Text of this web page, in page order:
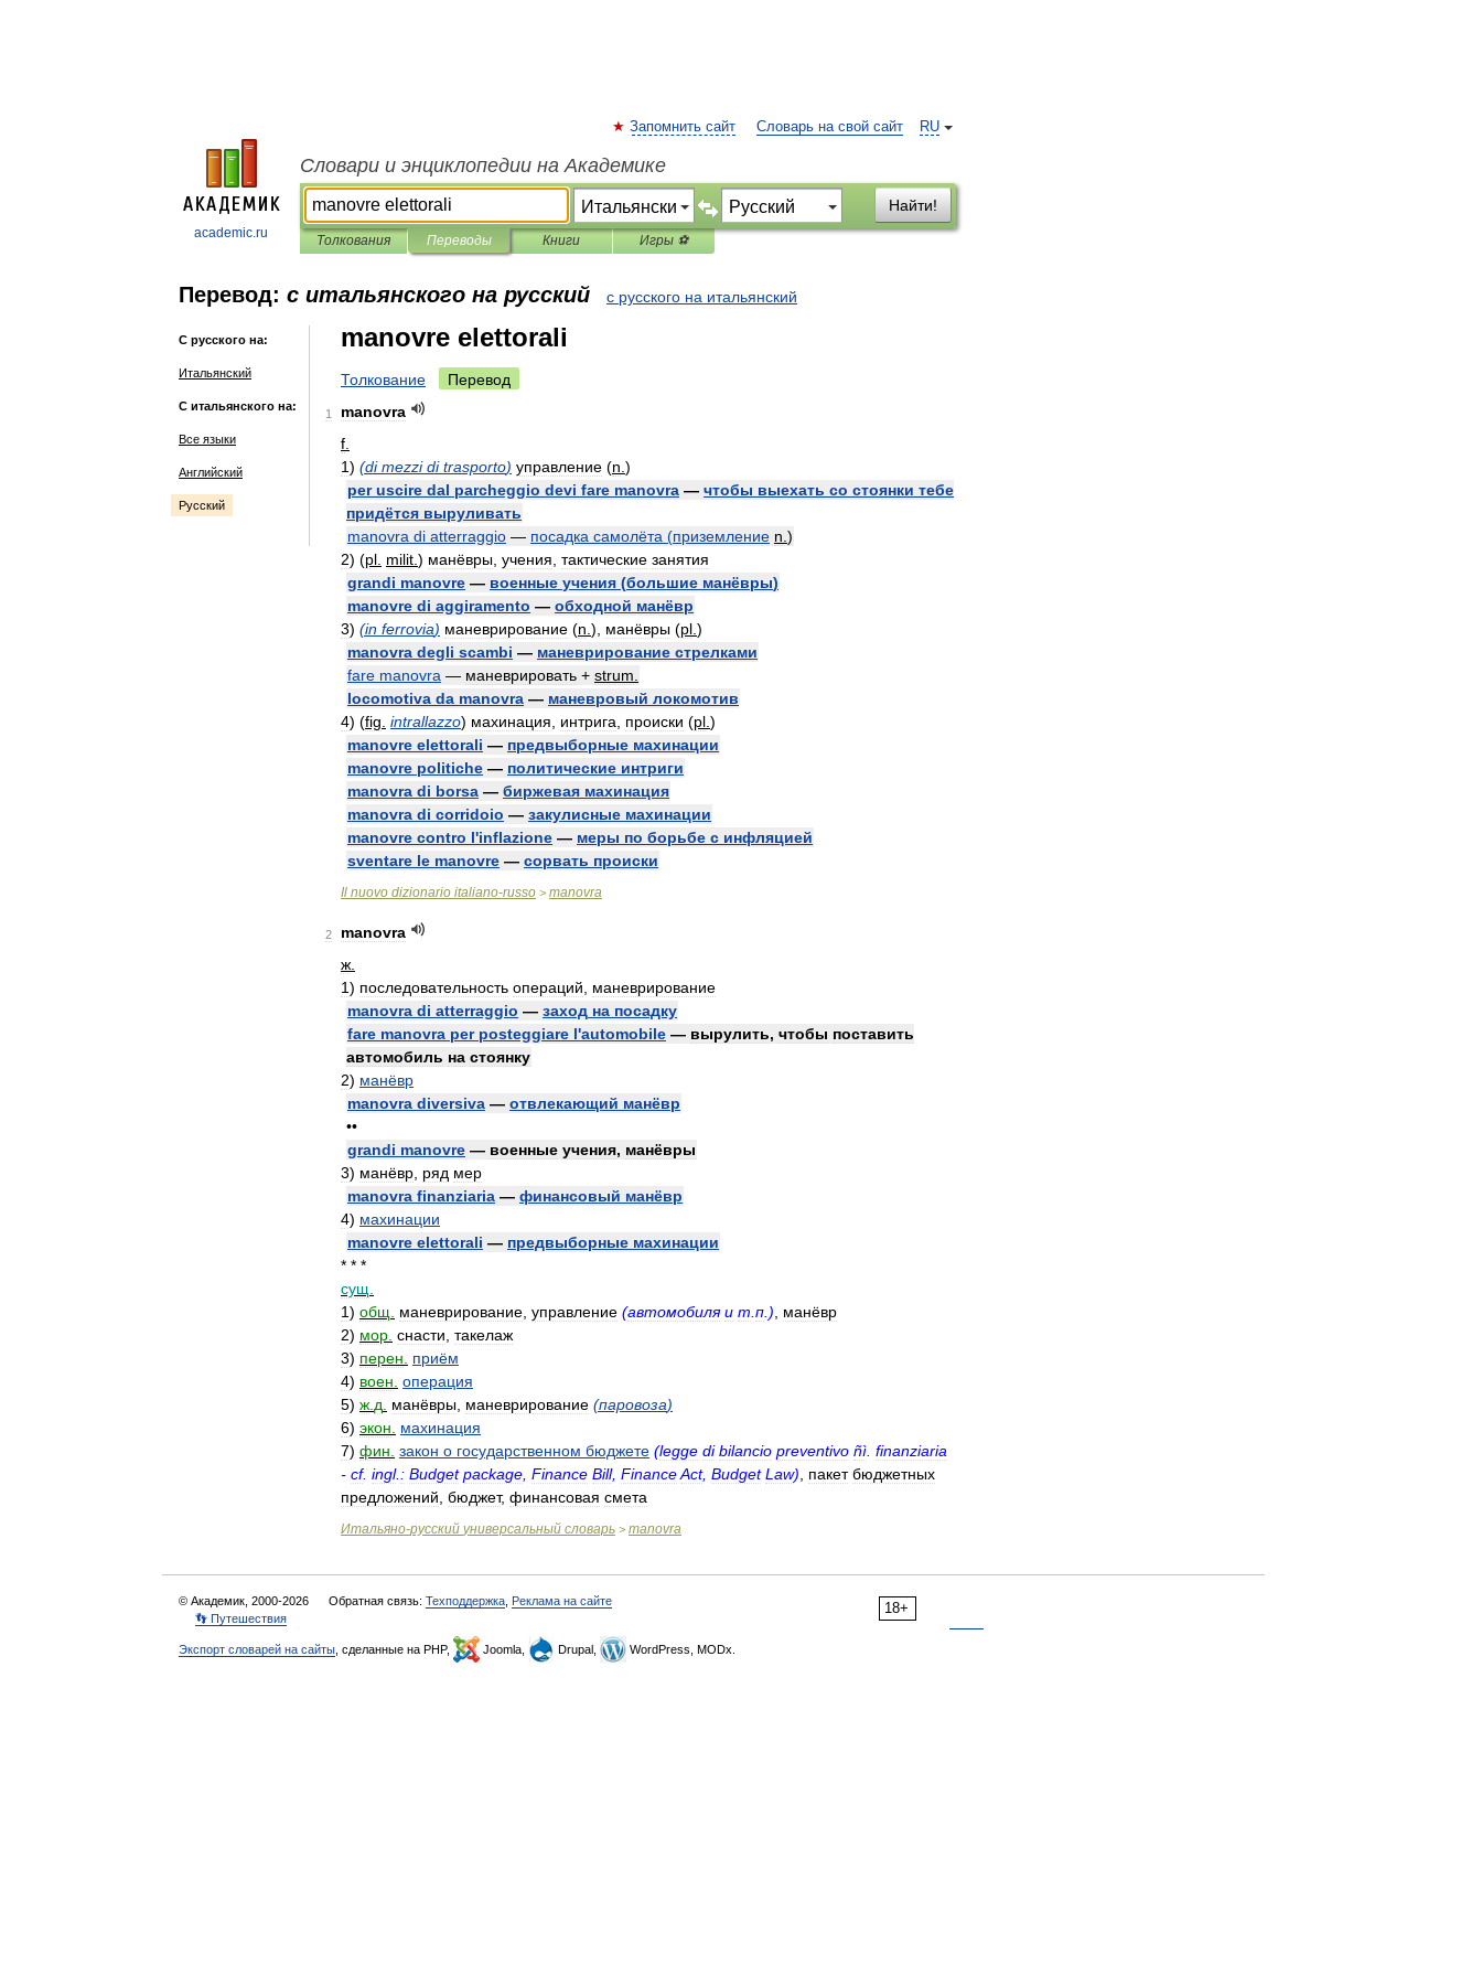
academic.ru
RU
Запомнить сайт Словарь на свой сайт
Словари и энциклопедии на Академике
Найти!
Толкования Переводы Книги Игры ⚽
Перевод: с итальянского на русский с русского на итальянский
С русского на:
Итальянский
С итальянского на:
Все языки
Английский
Русский
manovre elettorali
Толкование Перевод
1
manovra
f
1) (di mezzi di trasporto) управление (n )
per uscire dal parcheggio devi fare manovra — чтобы выехать со стоянки тебе
придётся выруливать
manovra di atterraggio — посадка самолёта (приземление n )
2) (pl milit ) манёвры учения тактические занятия
grandi manovre — военные учения (большие манёвры)
manovre di aggiramento — обходной манёвр
3) (in ferrovia) маневрирование (n ), манёвры (pl )
manovra degli scambi — маневрирование стрелками
fare manovra — маневрировать + strum
locomotiva da manovra — маневровый локомотив
4) (fig intrallazzo) махинация интрига происки (pl )
manovre elettorali — предвыборные махинации
manovre politiche — политические интриги
manovra di borsa — биржевая махинация
manovra di corridoio — закулисные махинации
manovre contro l'inflazione — меры по борьбе с инфляцией
sventare le manovre — сорвать происки
Il nuovo dizionario italiano-russo > manovra
2
manovra
ж
1) последовательность операций
маневрирование
manovra di atterraggio — заход на посадку
fare manovra per posteggiare l'automobile — вырулить, чтобы поставить
автомобиль на стоянку
2) манёвр
manovra diversiva — отвлекающий манёвр
••
grandi manovre — военные учения, манёвры
3) манёвр ряд мер
manovra finanziaria — финансовый манёвр
4) махинации
manovre elettorali — предвыборные махинации
* * *
сущ
1) общ маневрирование управление (автомобиля и т п .)
манёвр
2) мор снасти такелаж
3) перен
приём
4) воен операция
5) ж д манёвры маневрирование (паровоза)
6) экон
махинация
7) фин закон о государственном бюджете (legge di bilancio preventivo ñì finanziaria
- cf. ingl. : Budget package Finance Bill, FinanceAct, Budget Law) пакет бюджетных
предложений бюджет, финансовая смета
Итальяно-русский универсальный словарь > manovra
18+
© Академик, 2000-2026 Обратная связь: Техподдержка Реклама на сайте
👣 Путешествия
Экспорт словарей на сайты , сделанные на PHP, Joomla, Drupal, WordPress, MODx.